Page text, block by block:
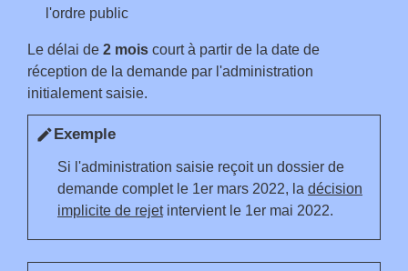
l'ordre public
Le délai de 2 mois court à partir de la date de
réception de la demande par l'administration
initialement saisie.
editExemple
Si l'administration saisie reçoit un dossier de
demande complet le 1er mars 2022, la décision
implicite de rejetintervient le 1er mai 2022.